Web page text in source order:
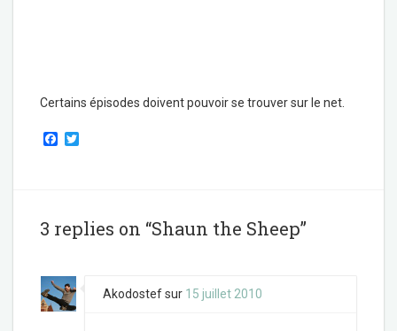
Certains épisodes doivent pouvoir se trouver sur le net.
F
o
k
r
3 replies on “Shaun the Sheep”
Akodostefsur 15 juillet 2010